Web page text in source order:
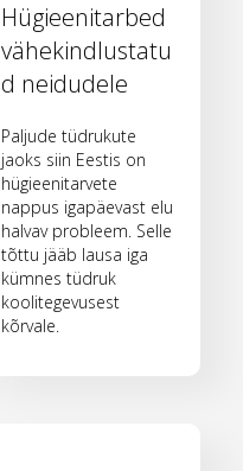
Hügieenitarbed
vähekindlustatu
d neidudele
Paljude tüdrukute
jaoks siin Eestis on
hügieenitarvete
nappus igapäevast elu
halvav probleem. Selle
tõttu jääb lausa iga
kümnes tüdruk
koolitegevusest
kõrvale.